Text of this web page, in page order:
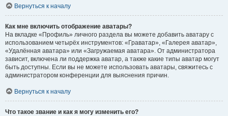
Вернуться к началу
Как мне включить отображение аватары?
На вкладке «Профиль» личного раздела вы можете добавить аватару с
использованием четырёх инструментов: «Граватар», «Галерея аватар»,
«Удалённая аватара» или «Загружаемая аватара». От администратора
зависит, включена ли поддержка аватар, а также какие типы аватар могут
быть доступны. Если вы не можете использовать аватары, свяжитесь с
администратором конференции для выяснения причин.
Вернуться к началу
Что такое звание и как я могу изменить его?